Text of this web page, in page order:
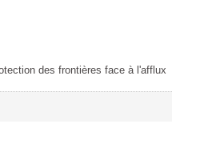
des frontières face à l'afflux